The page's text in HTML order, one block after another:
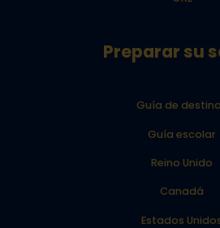
Preparar su
Guía de
Guía escolar
Reino Unido
Canadá
Estados